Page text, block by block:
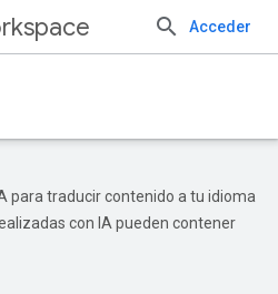
Acceder
para traducir contenido a tu idioma
con IA pueden contener